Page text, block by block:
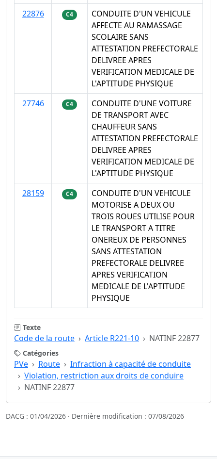
22876
C4
CONDUITE D'UN VEHICULE
AFFECTE AU RAMASSAGE
SCOLAIRE SANS
ATTESTATION PREFECTORALE
DELIVREE APRES
VERIFICATION MEDICALE DE
L'APTITUDE PHYSIQUE
27746
C4
CONDUITE D'UNE VOITURE
DE TRANSPORT AVEC
CHAUFFEUR SANS
ATTESTATION PREFECTORALE
DELIVREE APRES
VERIFICATION MEDICALE DE
L'APTITUDE PHYSIQUE
28159
C4
CONDUITE D'UN VEHICULE
MOTORISE A DEUX OU
TROIS ROUES UTILISE POUR
LE TRANSPORT A TITRE
ONEREUX DE PERSONNES
SANS ATTESTATION
PREFECTORALE DELIVREE
APRES VERIFICATION
MEDICALE DE L'APTITUDE
PHYSIQUE
Texte
Code de la route Article R221-10 NATINF 22877
Catégories
PVe Route
Infraction à capacité de conduite
Violation, restriction aux droits de conduire
NATINF 22877
DACG : 01/04/2026 · Dernière modification : 07/08/2026